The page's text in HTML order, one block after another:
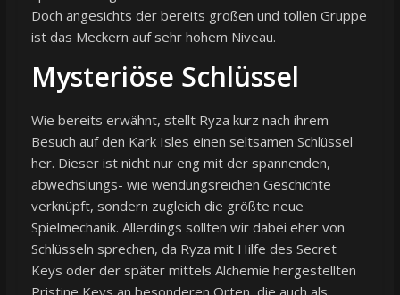
Doch angesichts der bereits großen und tollen Gruppe
ist das Meckern auf sehr hohem Niveau.
Mysteriöse Schlüssel
Wie bereits erwähnt, stellt Ryza kurz nach ihrem
Besuch auf den Kark Isles einen seltsamen Schlüssel
her. Dieser ist nicht nur eng mit der spannenden,
abwechslungs- wie wendungsreichen Geschichte
verknüpft, sondern zugleich die größte neue
Spielmechanik. Allerdings sollten wir dabei eher von
Schlüsseln sprechen, da Ryza mit Hilfe des Secret
Keys oder der später mittels Alchemie hergestellten
Pristine Keys an besonderen Orten, die auch als